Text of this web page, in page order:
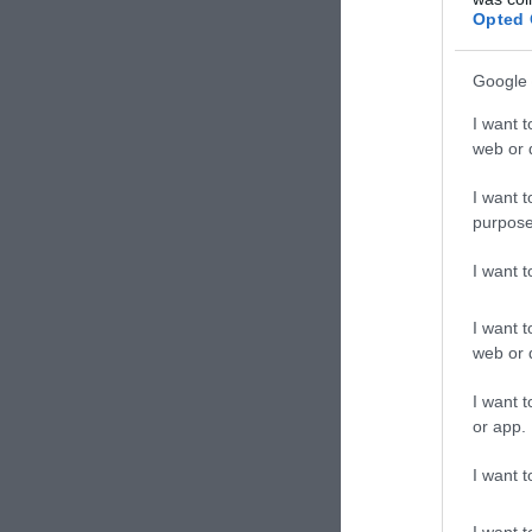
Opted
Google
I want
web or
I want
I want
I want
web or
I want
or app.
I want
Νέα
TAGS: